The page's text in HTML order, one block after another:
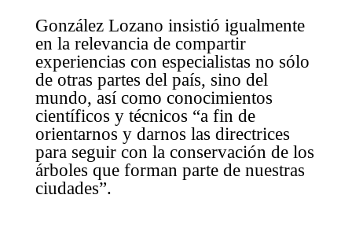
González Lozano insistió igualmente
en la relevancia de compartir
experiencias con especialistas no sólo
de otras partes del país, sino del
mundo, así como conocimientos
científicos y técnicos “a fin de
orientarnos y darnos las directrices
para seguir con la conservación de los
árboles que forman parte de nuestras
ciudades”.